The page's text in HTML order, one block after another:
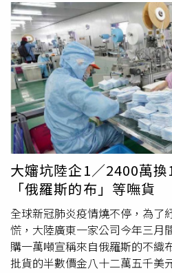
大嬸坑陸企1／2400萬
「俄羅斯的布」等嘸貨
全球新冠肺炎疫情燒不停，為了
慌，大陸廣東一家公司今年三月
購一萬噸宣稱來自俄羅斯的不織
批貨的半數價金八十二萬五千美